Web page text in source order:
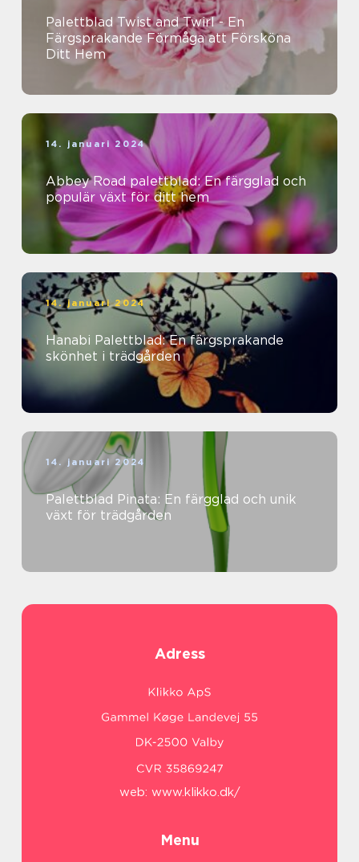
Palettblad Twist and Twirl - En
Färgsprakande Förmåga att Försköna
Ditt Hem
14. januari 2024
Abbey Road palettblad: En färgglad och
populär växt för ditt hem
14. januari 2024
Hanabi Palettblad: En färgsprakande
skönhet i trädgården
14. januari 2024
Palettblad Pinata: En färgglad och unik
växt för trädgården
Adress
web: www.klikko.dk/
Menu